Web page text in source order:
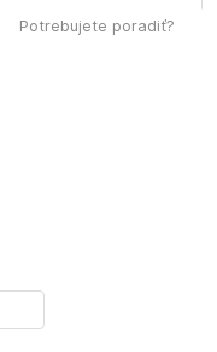
Potrebujete poradiť?